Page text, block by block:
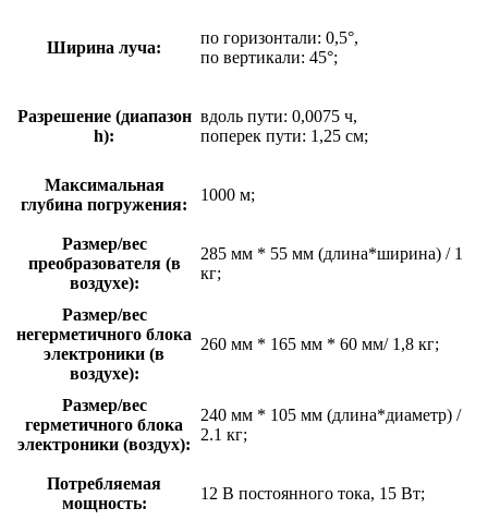
Ширина луча:
по горизонтали: 0,5°,
по вертикали: 45°;
Разрешение (диапазон
h):
вдоль пути: 0,0075 ч,
поперек пути: 1,25 см;
Максимальная
глубина погружения:
1000 м;
Размер/вес
преобразователя (в
воздухе):
285 мм * 55 мм (длина*ширина) / 1
кг;
Размер/вес
негерметичного блока
электроники (в
воздухе):
260 мм * 165 мм * 60 мм/ 1,8 кг;
Размер/вес
герметичного блока
электроники (воздух):
240 мм * 105 мм (длина*диаметр) /
2.1 кг;
Потребляемая
мощность:
12 В постоянного тока, 15 Вт;